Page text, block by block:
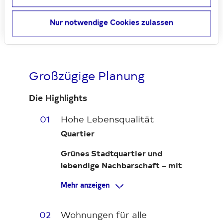
Nur notwendige Cookies zulassen
Großzügige Planung
Die Highlights
01 Hohe Lebensqualität
Quartier
Grünes Stadtquartier und
lebendige Nachbarschaft – mit
Naturerlebniszonen und
Bedarfs.
Mehr anzeigen
02
Wohnungen für alle